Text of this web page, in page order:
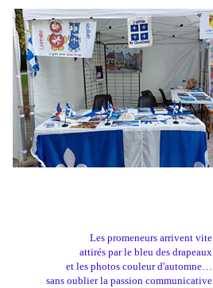
Les promeneurs arrivent vite
attirés par le bleu des drapeaux
et les photos couleur d'automne…
sans oublier la passion communicative